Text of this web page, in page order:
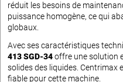
réduit les besoins de
puissance homogène, ce qui
globaux.
Avec ses caractéristiques
413 SGD-34offre une solution
solides des liquides.
fiable pour cette machine.